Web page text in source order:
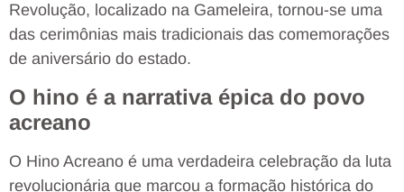
Revolução, localizado na Gameleira, tornou-se uma
das cerimônias mais tradicionais das comemorações
de aniversário do estado.
O hino é a narrativa épica do povo
acreano
O Hino Acreano é uma verdadeira celebração da luta
revolucionária que marcou a formação histórica do